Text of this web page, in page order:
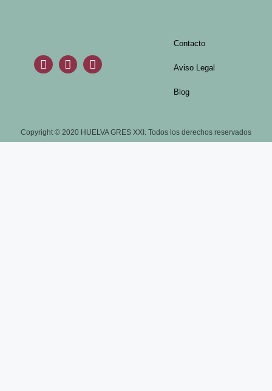
Contacto
Aviso Legal
Blog
Copyright © 2020 HUELVA GRES XXI. Todos los derechos reservados